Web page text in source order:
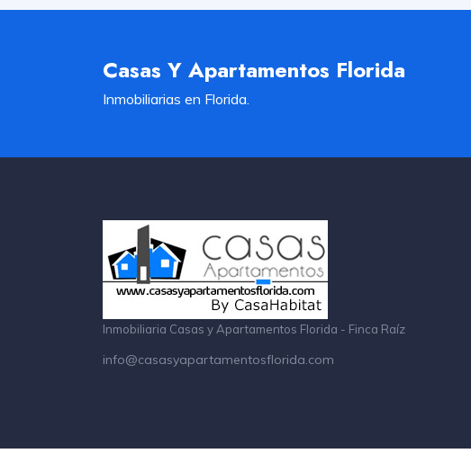
Casas Y Apartamentos Florida
Inmobiliarias en Florida.
Inmobiliaria Casas y Apartamentos Florida - Finca Raíz
info@casasyapartamentosflorida.com